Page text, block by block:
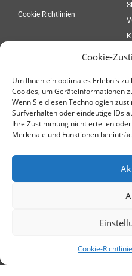
Cookie-
Um Ihnen ein optimales Erlebnis
Cookies, um Geräteinformationen
Wenn Sie diesen Technologien
Surfverhalten oder eindeutige IDs
Ihre Zustimmung nicht erteilen
Merkmale und Funktionen
Cookie-Richtlinie
KONTAKT
AUTOZENTRUM
Heerweg 50) 71717
Telefon: 07062 – 91660-18
info@autozentrum-
Cookie Richtlinien
spezifischen CO₂-Emissionen neuer
CO₂-Emissionen und den Stromverbrauch neuer